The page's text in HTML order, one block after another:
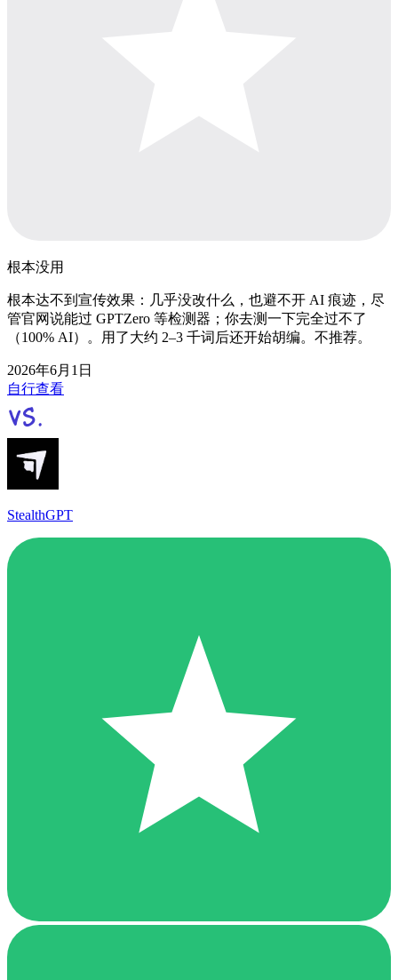
根本没用
根本达不到宣传效果：几乎没改什么，也避不开 AI 痕迹，尽
管官网说能过 GPTZero 等检测器；你去测一下完全过不了
（100% AI）。用了大约 2–3 千词后还开始胡编。不推荐。
2026年6月1日
自行查看
StealthGPT